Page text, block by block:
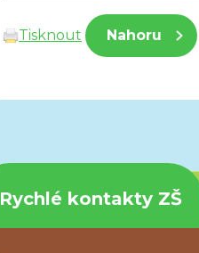
Tisknout Nahoru
Rychlé kontakty ZŠ